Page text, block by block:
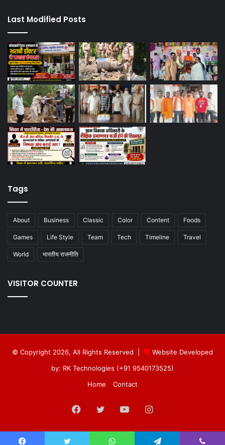
Last Modified Posts
Tags
About Business Classic Color Content Foods
Games Life Style Team Tech Timeline Travel
World भारतीय राजनीति
VISITOR COUNTER
© Copyright 2026, All Rights Reserved |
Website Developed
by: RK Technologies (+91 9540173525)
Home
Contact
Facebook
TwitterYouTubeInstagram